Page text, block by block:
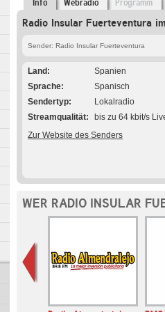
Info Webradio Programm
Radio Insular Fuerteventura
Sender: Radio Insular Fuerteventura
Land
Spanien
Sprache
Spanisch
Sendertyp
Lokalradio
Streamqualität
bis zu 64 kbit/s
Zur Website des Senders
WER RADIO INSULAR